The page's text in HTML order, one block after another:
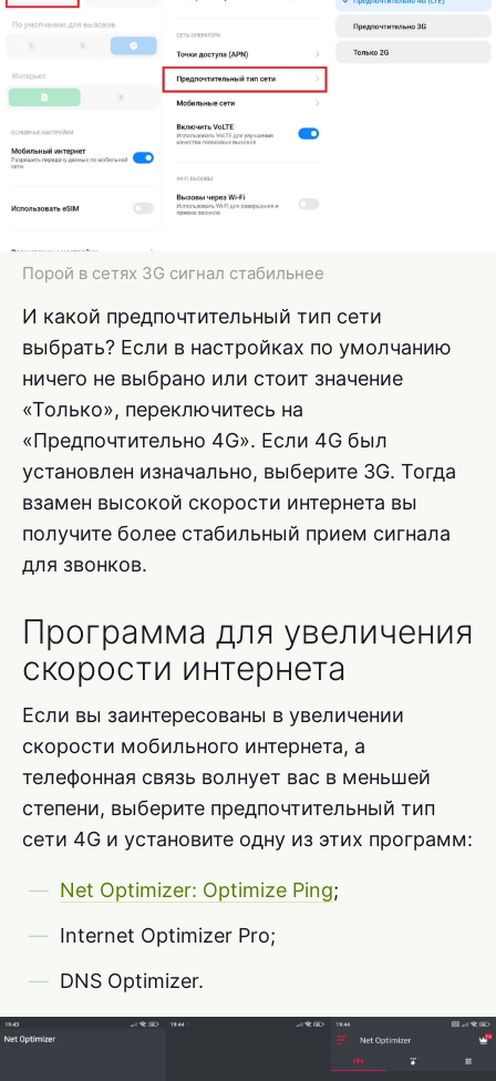
Порой в сетях 3G сигнал стабильнее
И какой предпочтительный тип сети
выбрать? Если в настройках по умолчанию
ничего не выбрано или стоит значение
«Только», переключитесь на
«Предпочтительно 4G». Если 4G был
установлен изначально, выберите 3G. Тогда
взамен высокой скорости интернета вы
получите более стабильный прием сигнала
для звонков.
Программа для увеличения
скорости интернета
Если вы заинтересованы в увеличении
скорости мобильного интернета, а
телефонная связь волнует вас в меньшей
степени, выберите предпочтительный тип
сети 4G и установите одну из этих программ:
Net Optimizer: Optimize Ping;
Internet Optimizer Pro;
DNS Optimizer.